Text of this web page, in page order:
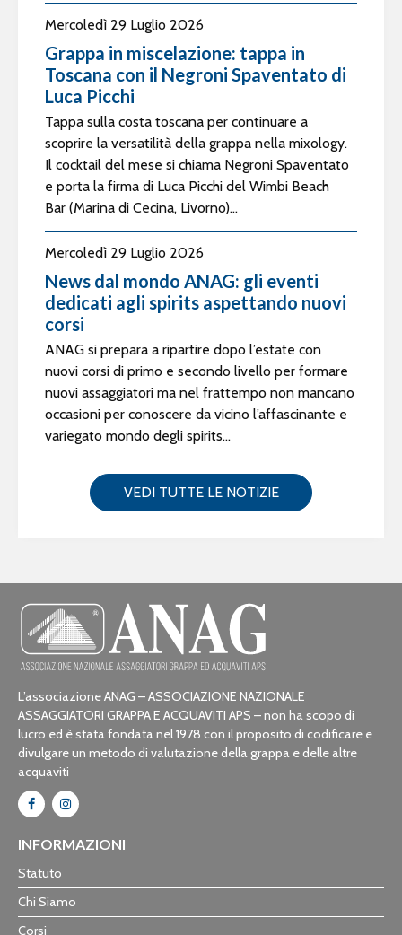
Mercoledì 29 Luglio 2026
Grappa in miscelazione: tappa in
Toscana con il Negroni Spaventato di
Luca Picchi
Tappa sulla costa toscana per continuare a
scoprire la versatilità della grappa nella mixology.
Il cocktail del mese si chiama Negroni Spaventato
e porta la firma di Luca Picchi del Wimbi Beach
Bar (Marina di Cecina, Livorno)...
Mercoledì 29 Luglio 2026
News dal mondo ANAG: gli eventi
dedicati agli spirits aspettando nuovi
corsi
ANAG si prepara a ripartire dopo l’estate con
nuovi corsi di primo e secondo livello per formare
nuovi assaggiatori ma nel frattempo non mancano
occasioni per conoscere da vicino l’affascinante e
variegato mondo degli spirits...
VEDI TUTTE LE NOTIZIE
L’associazione ANAG – ASSOCIAZIONE NAZIONALE
ASSAGGIATORI GRAPPA E ACQUAVITI APS – non ha scopo di
lucro ed è stata fondata nel 1978 con il proposito di codificare e
divulgare un metodo di valutazione della grappa e delle altre
acquaviti
INFORMAZIONI
Statuto
Chi Siamo
Corsi